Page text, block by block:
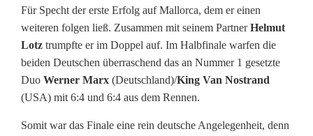
Für Specht der erste Erfolg auf Mallorca, dem er einen
weiteren folgen ließ. Zusammen mit seinem PartnerHelmut
Lotz trumpfte er im Doppel auf. Im Halbfinale warfen die
beiden Deutschen überraschend das an Nummer 1 gesetzte
Duo Werner Marx (Deutschland)/King Van Nostrand
(USA) mit 6:4 und 6:4 aus dem Rennen.
Somit war das Finale eine rein deutsche Angelegenheit, denn